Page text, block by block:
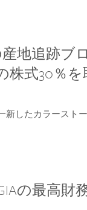
地追跡ブ
株式30％
新したカラースト
の最高財